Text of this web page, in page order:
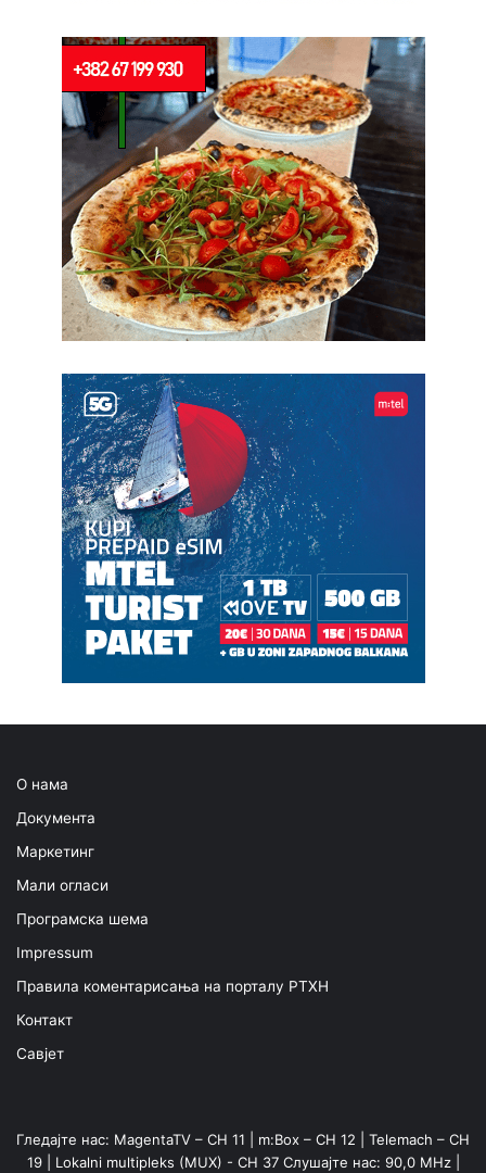
О нама
Документа
Маркетинг
Мали огласи
Програмска шема
Impressum
Правила коментарисања на порталу РТХН
Контакт
Савјет
Гледајте нас: MagentaTV – CH 11 | m:Box – CH 12 | Telemach – CH
19 | Lokalni multipleks (MUX) - CH 37 Слушајте нас: 90,0 MHz |